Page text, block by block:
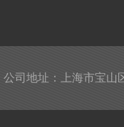
公司地址：上海市宝山